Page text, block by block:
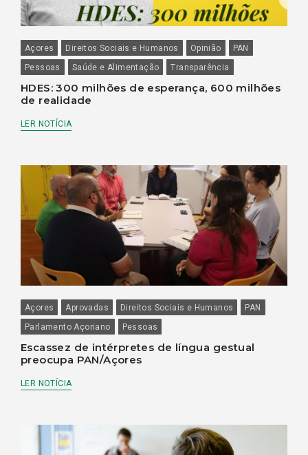
Açores Direitos Sociais e Humanos Opinião
PAN
Pessoas
Saúde e Alimentação Transparência
HDES: 300 milhões de esperança, 600 milhões
de realidade
LER NOTÍCIA
Açores Aprovadas Direitos Sociais e Humanos
PAN
Parlamento Açoriano
Pessoas
Escassez de intérpretes de língua gestual
preocupa PAN/Açores
LER NOTÍCIA